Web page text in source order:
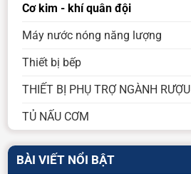
Cơ kim - khí quân đội
Máy nước nóng năng lượng
Thiết bị bếp
THIẾT BỊ PHỤ TRỢ NGÀNH RƯỢU
TỦ NẤU CƠM
BÀI VIẾT NỔI BẬT